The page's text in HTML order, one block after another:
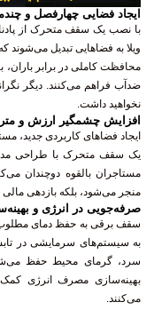
ایجاد فضایی چهارفصل و
با نصب یک سقف متحرک از
ویلا به فضاهایی تبدیل می‌شوند
محافظت کاملی در برابر باران،
ضدآب فراهم می‌کنند. دیگر
نخواهید داشت.
افزایش چشمگیر ارزش و
ایجاد فضاهای کاربردی جدید،
یک سقف متحرک با طراحی
مستاجران بالقوه دوچندان
منجر می‌شود، بلکه بازدهی مالی
صرفه‌جویی در انرژی و
سقف برقی به حفظ دمای مطلوب
به سیستم‌های سرمایشی در
سرد، گرمای محیط حفظ
بهینه‌سازی مصرف انرژی
می‌کنند.